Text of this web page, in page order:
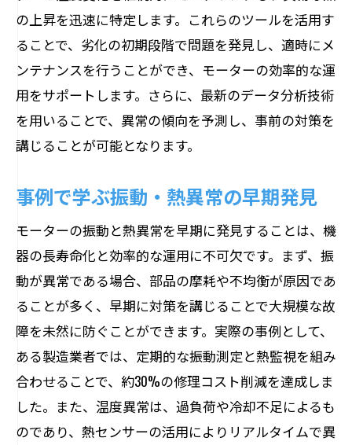
の上昇を迅速に特定します。これらのツールを活用す
ることで、劣化の初期段階で問題を発見し、適時にメ
ンテナンスを行うことができ、モーターの効率的な運
用をサポートします。さらに、最新のデータ分析技術
を用いることで、異常の傾向を予測し、事前の対策を
講じることが可能となります。
事例で学ぶ振動・熱異常の早期発見
モーターの振動と熱異常を早期に発見することは、機
器の長寿命化と効率的な運用に不可欠です。まず、振
動が異常である場合、部品の摩耗や不均衡が原因であ
ることが多く、早期に対策を講じることで大規模な故
障を未然に防ぐことができます。実際の事例として、
ある製造業者では、定期的な振動測定と熱監視を組み
合わせることで、約30%の修理コスト削減を達成しま
した。また、温度異常は、過負荷や冷却不足によるも
のであり、熱センサーの活用によりリアルタイムで異